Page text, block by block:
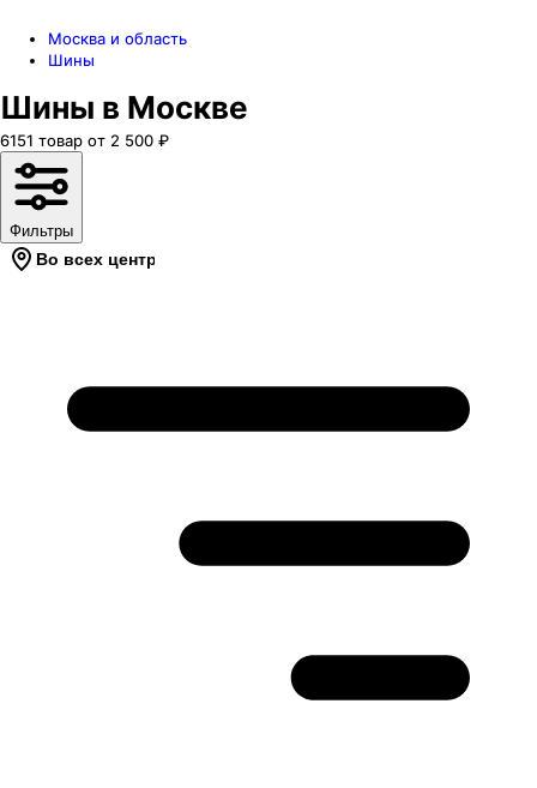
Москва и область
Шины
Шины в Москве
6151 товар от 2 500 ₽
Фильтры
Во всех центрах